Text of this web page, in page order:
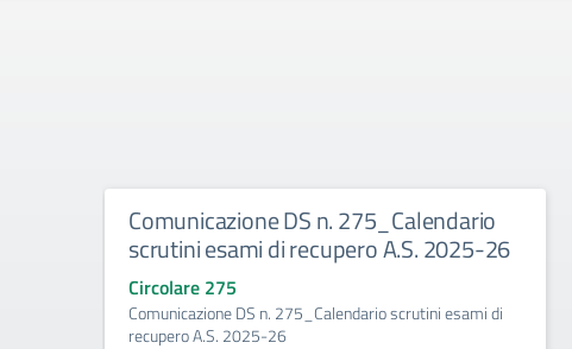
Comunicazione DS n. 275_Calendario
scrutini esami di recupero A.S. 2025-26
Circolare 275
Comunicazione DS n. 275_Calendario scrutini esami di
recupero A.S. 2025-26